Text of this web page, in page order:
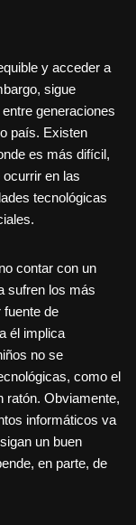
y acceder a
sigue
generaciones
país. Existen
es más difícil,
en las
tecnológicas
contar con un
sufren los más
fuente de
él implica
no se
como el
ratón. Obviamente,
informáticos va
un buen
en parte, de